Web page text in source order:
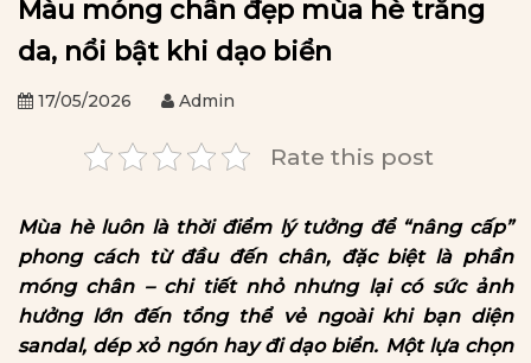
Màu móng chân đẹp mùa hè trắng
da, nổi bật khi dạo biển
17/05/2026 Admin
Rate this post
Mùa hè luôn là thời điểm lý tưởng để “nâng cấp”
phong cách từ đầu đến chân, đặc biệt là phần
móng chân – chi tiết nhỏ nhưng lại có sức ảnh
hưởng lớn đến tổng thể vẻ ngoài khi bạn diện
sandal, dép xỏ ngón hay đi dạo biển. Một lựa chọn